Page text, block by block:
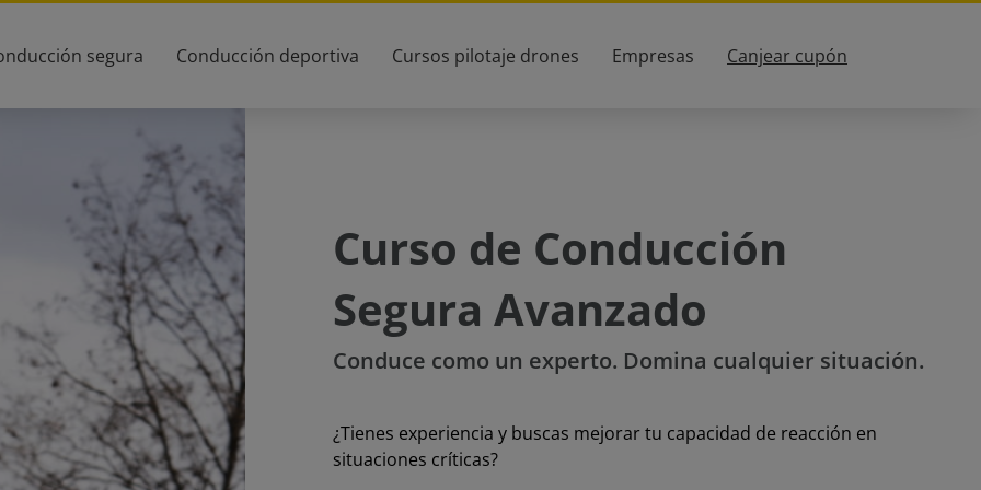
segura Conducción deportiva Cursos pilotaje drones Empresas Canjear cupón
Curso de Conducción
Segura Avanzado
Conduce como un experto. Domina cualquier situación.
¿Tienes experiencia y buscas mejorar tu capacidad de reacción en
situaciones críticas?